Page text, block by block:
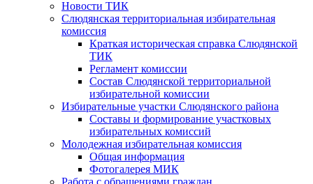
Новости ТИК
Слюдянская территориальная избирательная
комиссия
Краткая историческая справка Слюдянской
ТИК
Регламент комиссии
Состав Слюдянской территориальной
избирательной комиссии
Избирательные участки Слюдянского района
Составы и формирование участковых
избирательных комиссий
Молодежная избирательная комиссия
Общая информация
Фотогалерея МИК
Работа с обращениями граждан